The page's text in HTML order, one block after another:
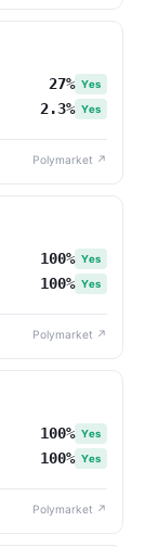
27% Yes
2.3% Yes
Polymarket ↗
100% Yes
100% Yes
Polymarket ↗
100% Yes
100% Yes
Polymarket ↗